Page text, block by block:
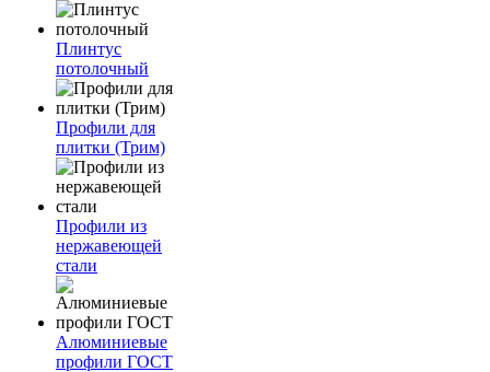
Плинтус
потолочный
Профили для
плитки (Трим)
Профили из
нержавеющей
стали
Алюминиевые
профили ГОСТ